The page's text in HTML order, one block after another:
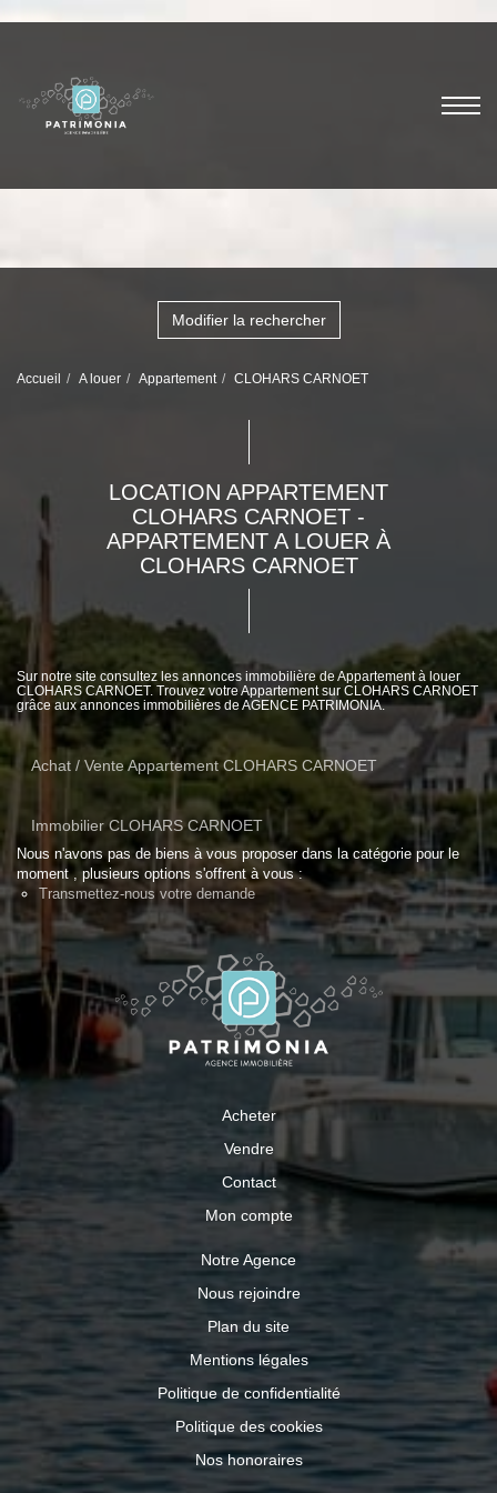
Modifier la rechercher
Accueil A louer Appartement CLOHARS CARNOET
LOCATION APPARTEMENT
CLOHARS CARNOET -
APPARTEMENT A LOUER À
CLOHARS CARNOET
Sur notre site consultez les annonces immobilière de Appartement à louer
CLOHARS CARNOET. Trouvez votre Appartement sur CLOHARS CARNOET
grâce aux annonces immobilières de AGENCE PATRIMONIA.
Achat / Vente Appartement CLOHARS CARNOET
Immobilier CLOHARS CARNOET
Nous n'avons pas de biens à vous proposer dans la catégorie pour le
moment , plusieurs options s'offrent à vous :
Transmettez-nous votre demande
Acheter
Vendre
Contact
Mon compte
Notre Agence
Nous rejoindre
Plan du site
Mentions légales
Politique de confidentialité
Politique des cookies
Nos honoraires